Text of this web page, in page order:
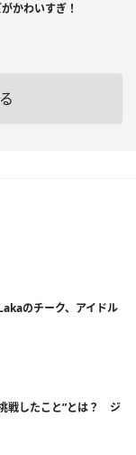
がかわいすぎ！
のチーク、アイドル
戦したこと”とは？ ジ